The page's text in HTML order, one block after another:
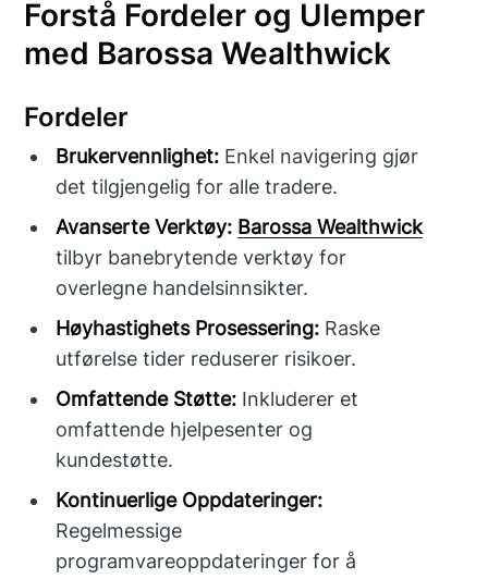
Forstå Fordeler og Ulemper
med Barossa Wealthwick
Fordeler
Brukervennlighet: Enkel navigering gjør
det tilgjengelig for alle tradere.
Avanserte Verktøy: Barossa Wealthwick
tilbyr banebrytende verktøy for
overlegne handelsinnsikter.
Høyhastighets Prosessering: Raske
utførelse tider reduserer risikoer.
Omfattende Støtte: Inkluderer et
omfattende hjelpesenter og
kundestøtte.
Kontinuerlige Oppdateringer:
Regelmessige
programvareoppdateringer for å